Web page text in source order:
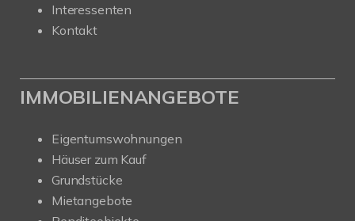
Interessenten
Kontakt
IMMOBILIENANGEBOTE
Eigentumswohnungen
Häuser zum Kauf
Grundstücke
Mietangebote